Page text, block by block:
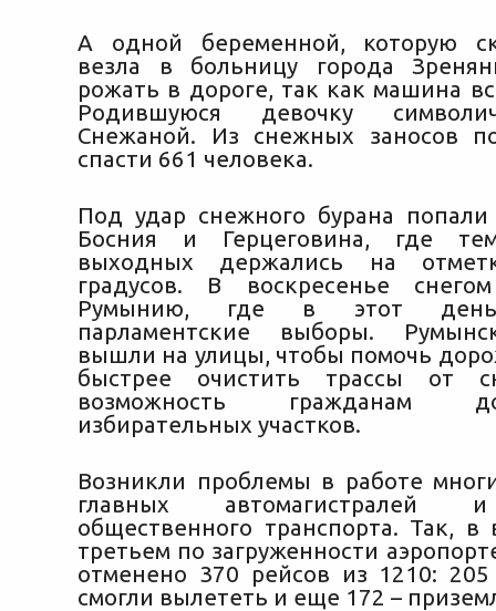
А одной беременной, которую
везла в больницу города
рожать в дороге, так как машина
Родившуюся девочку
Снежаной. Из снежных заносов
спасти 661 человека.
Под удар снежного бурана
Босния и Герцеговина, где
выходных держались на
градусов. В воскресенье
Румынию, где в этот день
парламентские выборы.
вышли на улицы, чтобы помочь
быстрее очистить трассы от
возможность гражданам
избирательных участков.
Возникли проблемы в работе
главных автомагистралей
общественного транспорта. Так, в
третьем по загруженности
отменено 370 рейсов из 1210:
смогли вылететь и еще 172 –